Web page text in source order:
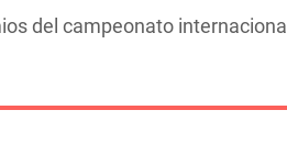
del campeonato internacional